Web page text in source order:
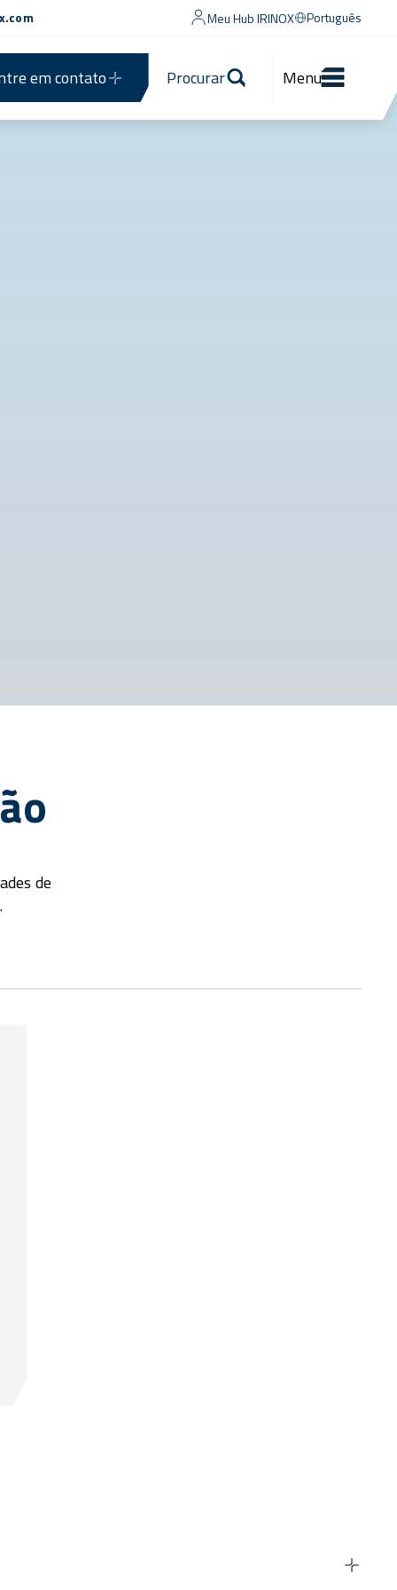
Meu Hub IRINOX Português
em contato Procurar Menu
de